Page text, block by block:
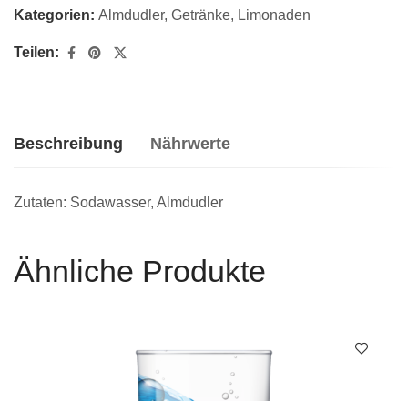
Kategorien: Almdudler, Getränke, Limonaden
Teilen:
Beschreibung Nährwerte
Zutaten: Sodawasser, Almdudler
Ähnliche Produkte